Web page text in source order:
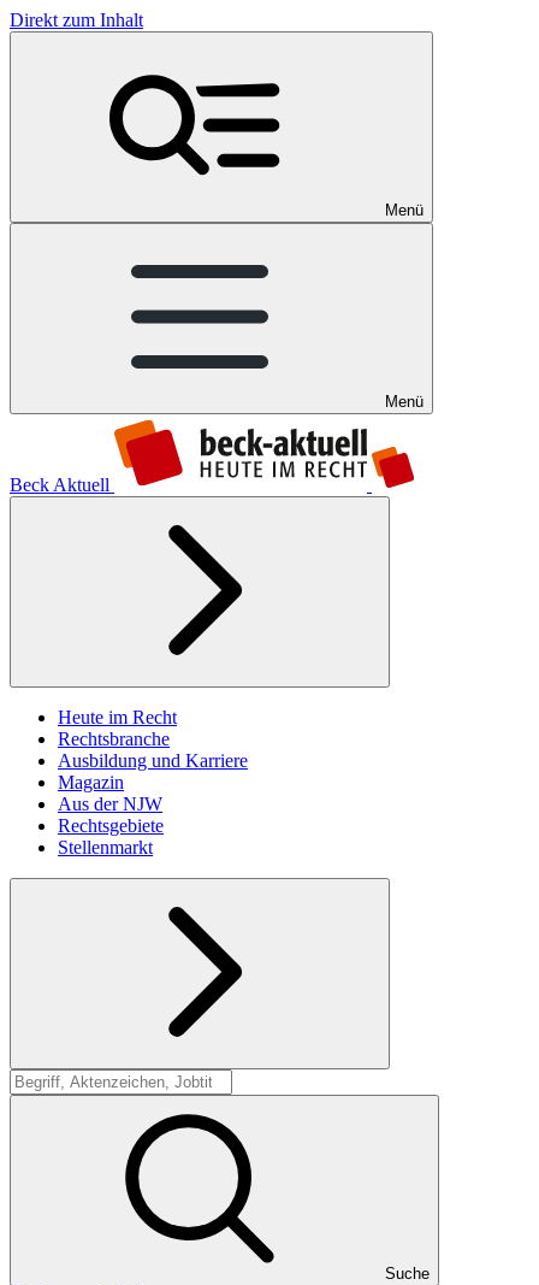
Direkt zum Inhalt
Menü
Menü
Beck Aktuell
Heute im Recht
Rechtsbranche
Ausbildung und Karriere
Magazin
Aus der NJW
Rechtsgebiete
Stellenmarkt
Suche
Suche